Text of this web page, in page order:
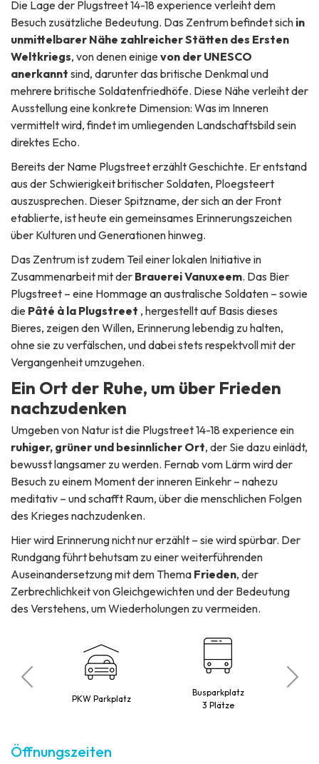
Die Lage der Plugstreet 14-18 experience verleiht dem
Besuch zusätzliche Bedeutung. Das Zentrum befindet sich in
unmittelbarer Nähe zahlreicher Stätten des Ersten
Weltkriegs, von denen einigevon der UNESCO
anerkannt sind, darunter das britische Denkmal und
mehrere britische Soldatenfriedhöfe. Diese Nähe verleiht der
Ausstellung eine konkrete Dimension: Was im Inneren
vermittelt wird, findet im umliegenden Landschaftsbild sein
direktes Echo.
Bereits der Name Plugstreet erzählt Geschichte. Er entstand
aus der Schwierigkeit britischer Soldaten, Ploegsteert
auszusprechen. Dieser Spitzname, der sich an der Front
etablierte, ist heute ein gemeinsames Erinnerungszeichen
über Kulturen und Generationen hinweg.
Das Zentrum ist zudem Teil einer lokalen Initiative in
Zusammenarbeit mit der Brauerei Vanuxeem. Das Bier
Plugstreet – eine Hommage an australische Soldaten – sowie
die Pâté à la Plugstreet , hergestellt auf Basis dieses
Bieres, zeigen den Willen, Erinnerung lebendig zu halten,
ohne sie zu verfälschen, und dabei stets respektvoll mit der
Vergangenheit umzugehen.
Ein Ort der Ruhe, um über Frieden
nachzudenken
Umgeben von Natur ist die Plugstreet 14-18 experience ein
ruhiger, grüner und besinnlicher Ort, der Sie dazu einlädt,
bewusst langsamer zu werden. Fernab vom Lärm wird der
Besuch zu einem Moment der inneren Einkehr – nahezu
meditativ – und schafft Raum, über die menschlichen Folgen
des Krieges nachzudenken.
Hier wird Erinnerung nicht nur erzählt – sie wird spürbar. Der
Rundgang führt behutsam zu einer weiterführenden
Auseinandersetzung mit dem Thema Frieden, der
Zerbrechlichkeit von Gleichgewichten und der Bedeutung
des Verstehens, um Wiederholungen zu vermeiden.
PKW Parkplatz
Busparkplatz
3 Plätze
Öffnungszeiten